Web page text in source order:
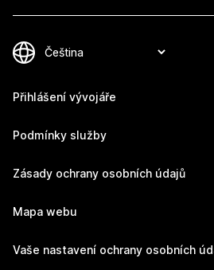
Přihlášení vývojáře
Podmínky služby
Zásady ochrany osobních údajů
Mapa webu
Vaše nastavení ochrany osobních